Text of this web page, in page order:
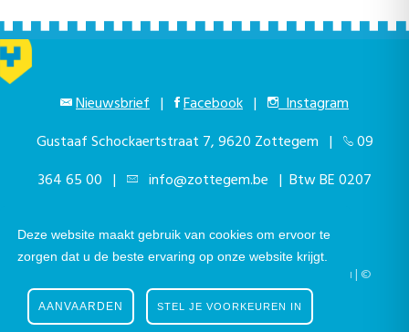
Deze website maakt gebruik van cookies om ervoor te
zorgen dat u de beste ervaring op onze website krijgt.
STEL JE VOORKEUREN IN
AANVAARDEN
Nieuwsbrief | Facebook |
Instagram
Gustaaf Schockaertstraat 7, 9620 Zottegem |
09
364 65 00 | info@zottegem.be | Btw BE 0207
Telefonisch bereikbaar elke werkdag van 9.00u tot 12.00u | ©
Stad Zottegem | Powered byThe eForum Factory